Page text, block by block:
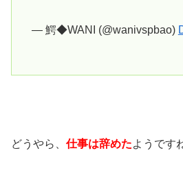
— 鰐◆WANI (@wanivspbao)
どうやら、 仕事は辞めたようです